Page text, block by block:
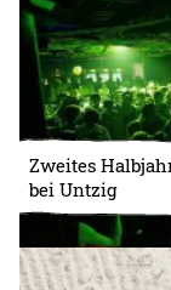
Zweites
bei Untzig